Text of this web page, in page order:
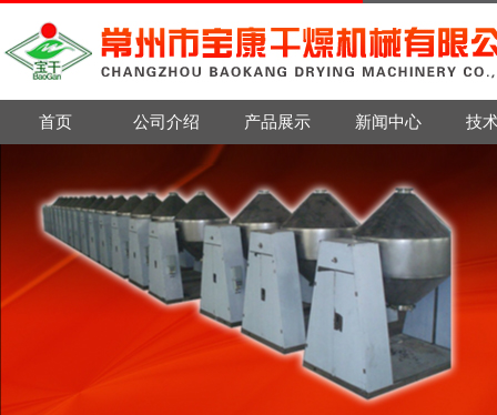
首页 公司介绍 产品展示 新闻中心 技